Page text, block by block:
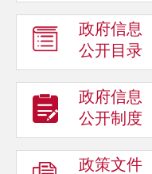
政府信息
公开目录
政府信息
公开制度
政策文件